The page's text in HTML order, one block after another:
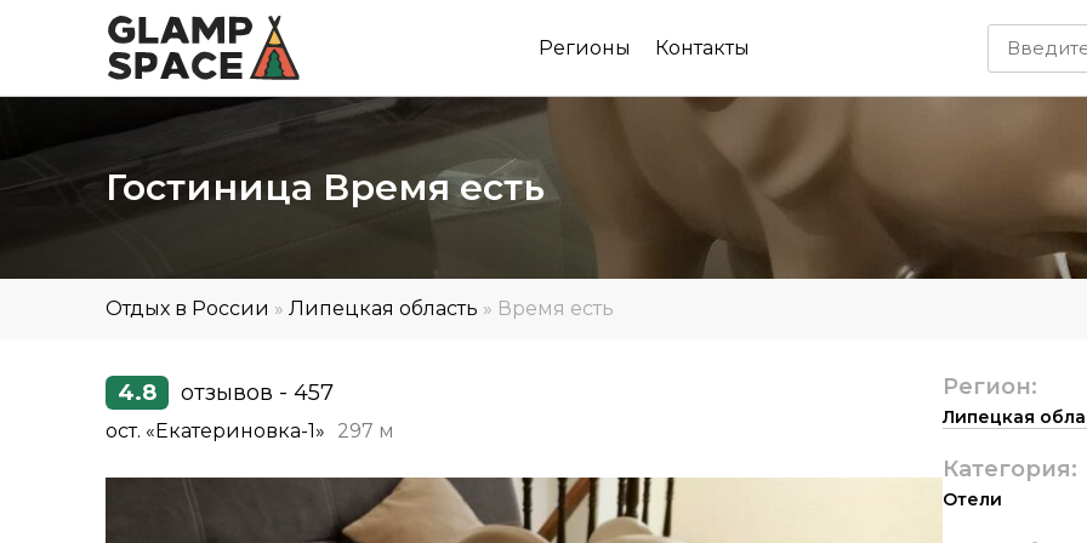
Регионы Контакты
Гостиница Время есть
Отдых в России » Липецкая область » Время есть
4.8 отзывов - 457
ост. «Екатериновка-1» 297 м
Регион:
Липецкая
Категория:
Отели